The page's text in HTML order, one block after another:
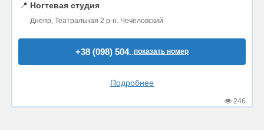
📍 Ногтевая студия
Днепр, Театральная 2 р-н. Чечеловский
+38 (098) 504..показать номер
Подробнее
246